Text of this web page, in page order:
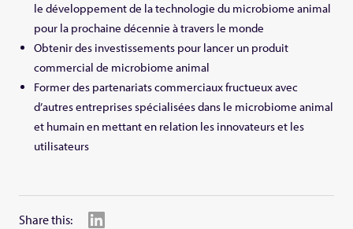
le développement de la technologie du microbiome animal
pour la prochaine décennie à travers le monde
Obtenir des investissements pour lancer un produit
commercial de microbiome animal
Former des partenariats commerciaux fructueux avec
d’autres entreprises spécialisées dans le microbiome animal
et humain en mettant en relation les innovateurs et les
utilisateurs
Share this: